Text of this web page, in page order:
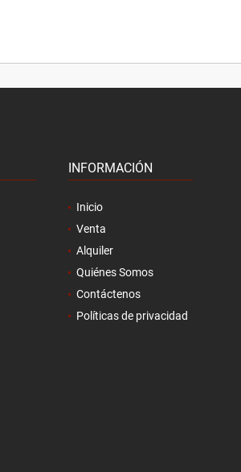
INFORMACIÓN
Inicio
Venta
Alquiler
Quiénes Somos
Contáctenos
Políticas de privacidad